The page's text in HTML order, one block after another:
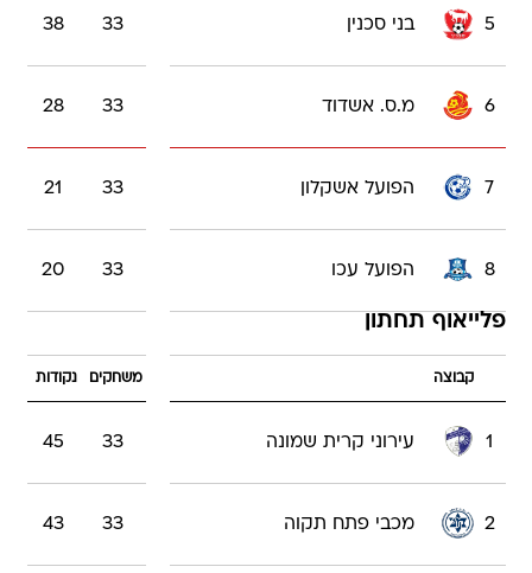
5 בני סכנין 33
38
6 מ.ס. אשדוד 33
28
7 הפועל אשקלון 33
21
8 הפועל עכו 33
20
פלייאוף תחתון
קבוצה משחקים נקודות
1 עירוני קרית שמונה 33
45
2 מכבי פתח תקוה 33
43